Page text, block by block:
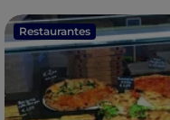
Restaurantes